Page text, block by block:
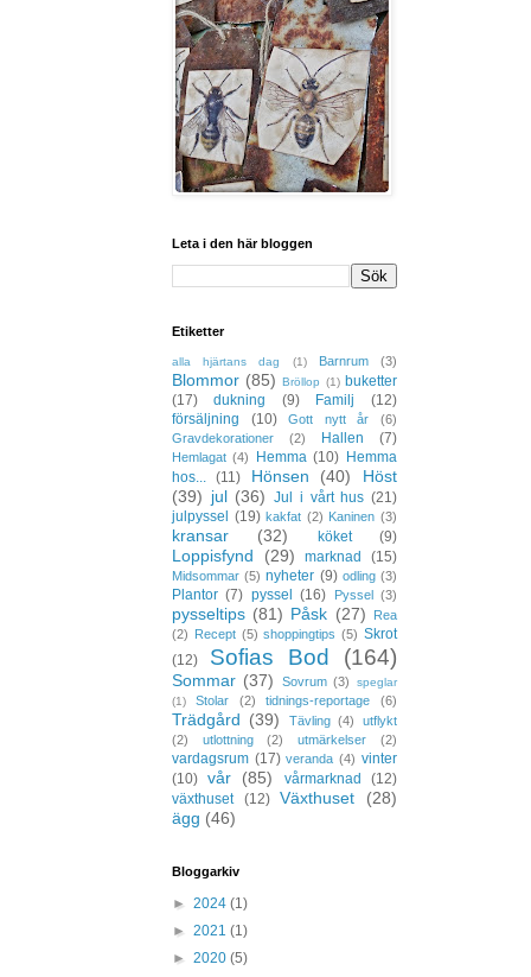
Leta i den här bloggen
Etiketter
alla hjärtans dag (1) Barnrum (3)
Blommor (85) Bröllop (1) buketter
(17)
dukning (9) Familj
(12)
försäljning
(10) Gott nytt år
(6)
Gravdekorationer
(2) Hallen (7)
Hemlagat (4) Hemma (10) Hemma
hos...
(11) Hönsen (40)
Höst
(39) jul (36) Jul i vårt hus (21)
julpyssel
(19) kakfat (2) Kaninen (3)
kransar (32) köket (9)
Loppisfynd (29) marknad (15)
Midsommar (5) nyheter (9) odling (3)
Plantor (7) pyssel (16) Pyssel (3)
pysseltips (81) Påsk (27)
Rea
(2) Recept (5) shoppingtips (5) Skrot
(12)
Sofias Bod (164)
Sommar (37) Sovrum (3)
speglar
(1)
Stolar (2) tidnings-reportage (6)
Trädgård (39) Tävling (4)
utflykt
(2)
utlottning (2) utmärkelser (2)
vardagsrum (17) veranda (4) vinter
(10) vår (85) vårmarknad
(12)
växthuset
(12) Växthuset
(28)
ägg (46)
Bloggarkiv
► 2024 (1)
► 2021 (1)
► 2020 (5)